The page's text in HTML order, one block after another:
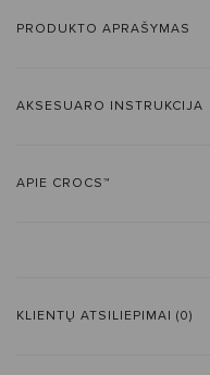
PRODUKTO APRAŠYMAS
AKSESUARO INSTRUKCIJA
APIE CROCS™
KLIENTŲ ATSILIEPIMAI (0)